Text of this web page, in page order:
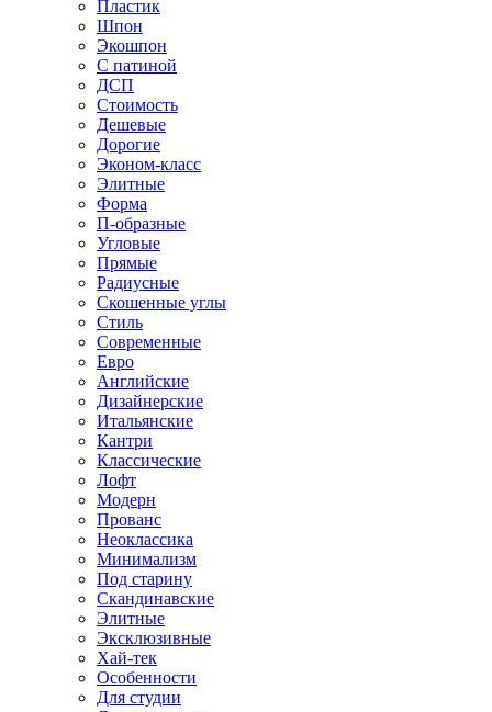
Пластик
Шпон
Экошпон
С патиной
ДСП
Стоимость
Дешевые
Дорогие
Эконом-класс
Элитные
Форма
П-образные
Угловые
Прямые
Радиусные
Скошенные углы
Стиль
Современные
Евро
Английские
Дизайнерские
Итальянские
Кантри
Классические
Лофт
Модерн
Прованс
Неоклассика
Минимализм
Под старину
Скандинавские
Элитные
Эксклюзивные
Хай-тек
Особенности
Для студии